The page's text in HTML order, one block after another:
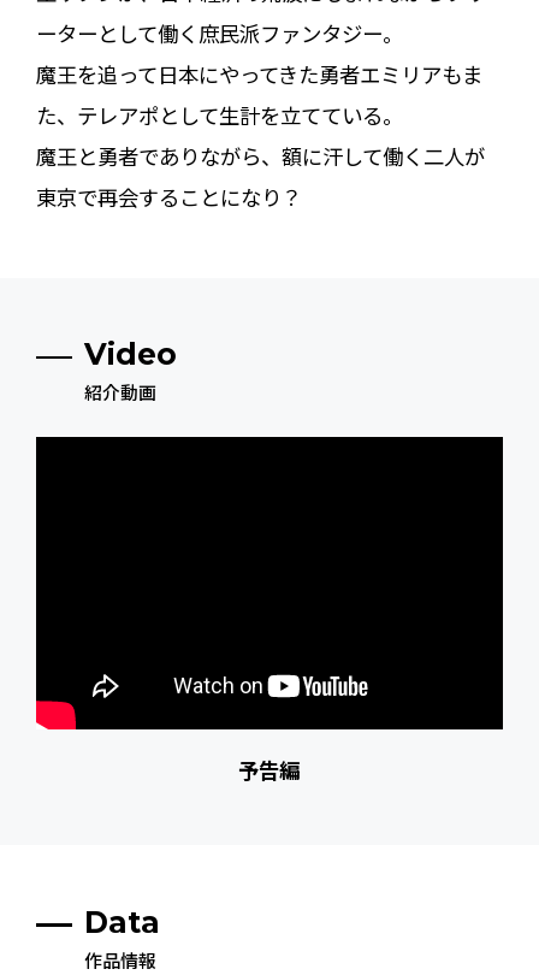
ーターとして働く庶民派ファンタジー。
魔王を追って日本にやってきた勇者エミリアもま
た、テレアポとして生計を立てている。
魔王と勇者でありながら、額に汗して働く二人が
東京で再会することになり――？
Video
紹介動画
予告編
Data
作品情報